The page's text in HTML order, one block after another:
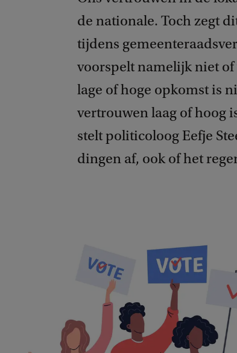
de nationale. Toch zegt
tijdens
voorspelt namelijk niet of
lage of hoge opkomst is
vertrouwen laag of hoog
stelt politicoloog Eefje
dingen af, ook of het